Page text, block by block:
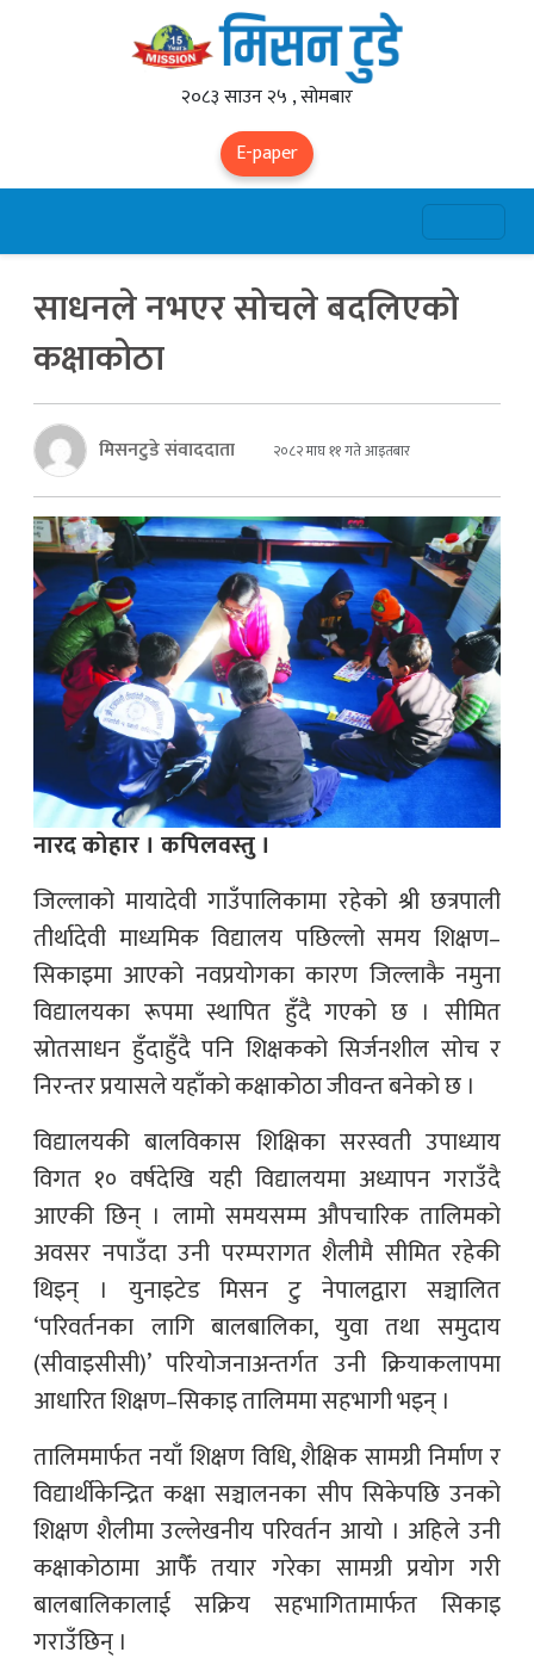
२०८३ साउन २५ , सोमबार
E-paper
साधनले नभएर सोचले बदलिएको
कक्षाकोठा
मिसनटुडे संवाददाता २०८२ माघ ११ गते आइतबार
नारद कोहार । कपिलवस्तु ।
जिल्लाको मायादेवी गाउँपालिकामा रहेको श्री छत्रपाली
तीर्थादेवी माध्यमिक विद्यालय पछिल्लो समय शिक्षण–
सिकाइमा आएको नवप्रयोगका कारण जिल्लाकै नमुना
विद्यालयका रूपमा स्थापित हुँदै गएको छ । सीमित
स्रोतसाधन हुँदाहुँदै पनि शिक्षकको सिर्जनशील सोच र
निरन्तर प्रयासले यहाँको कक्षाकोठा जीवन्त बनेको छ ।
विद्यालयकी बालविकास शिक्षिका सरस्वती उपाध्याय
विगत १० वर्षदेखि यही विद्यालयमा अध्यापन गराउँदै
आएकी छिन् । लामो समयसम्म औपचारिक तालिमको
अवसर नपाउँदा उनी परम्परागत शैलीमै सीमित रहेकी
थिइन् । युनाइटेड मिसन टु नेपालद्वारा सञ्चालित
‘परिवर्तनका लागि बालबालिका, युवा तथा समुदाय
(सीवाइसीसी)’ परियोजनाअन्तर्गत उनी क्रियाकलापमा
आधारित शिक्षण–सिकाइ तालिममा सहभागी भइन् ।
तालिममार्फत नयाँ शिक्षण विधि, शैक्षिक सामग्री निर्माण र
विद्यार्थीकेन्द्रित कक्षा सञ्चालनका सीप सिकेपछि उनको
शिक्षण शैलीमा उल्लेखनीय परिवर्तन आयो । अहिले उनी
कक्षाकोठामा आफैँ तयार गरेका सामग्री प्रयोग गरी
बालबालिकालाई सक्रिय सहभागितामार्फत सिकाइ
गराउँछिन् ।